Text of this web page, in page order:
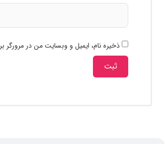
ذخیره نام، ایمیل و وبسایت من در مرورگر